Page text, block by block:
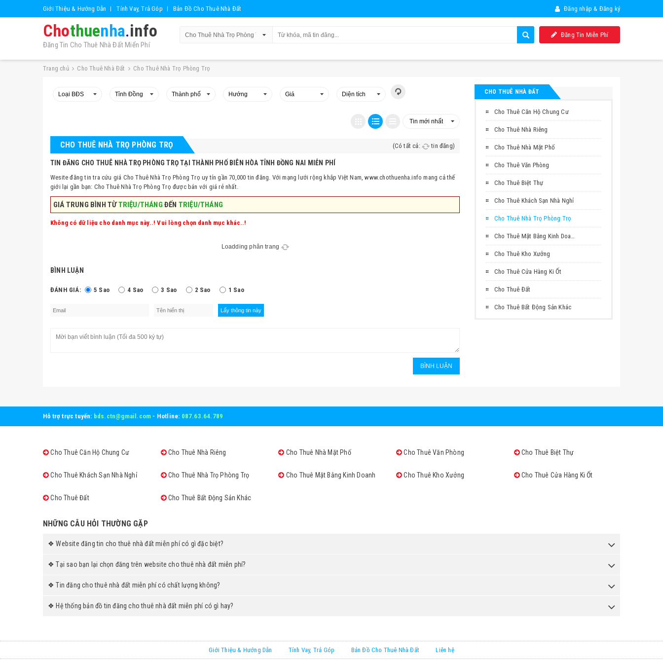
Giới Thiệu & Hướng Dẫn Tính Vay, Trả Góp Bản Đồ Cho Thuê Nhà Đất Đăng nhập & Đăng ký
Chothuenha.info
Đăng Tin Cho Thuê Nhà Đất Miển Phí
Đăng Tin Miễn Phí
Trang chủ Cho Thuê Nhà Đất Cho Thuê Nhà Trọ Phòng Trọ
CHO THUÊ NHÀ TRỌ PHÒNG TRỌ (Có tất cả: tin đăng)
TIN ĐĂNG CHO THUÊ NHÀ TRỌ PHÒNG TRỌ TẠI THÀNH PHỐ BIÊN HÒA TỈNH ĐỒNG NAI MIỄN PHÍ
Wesite đăng tin tra cứu giá Cho Thuê Nhà Trọ Phòng Trọ uy tín gần 70,000 tin đăng. Với mạng lưới rộng khắp Việt Nam, www.chothuenha.info mang cả thế
giới lại gần bạn: Cho Thuê Nhà Trọ Phòng Trọ được bán với giá rẻ nhất.
GIÁ TRUNG BÌNH TỪTRIỆU/THÁNG ĐẾN TRIỆU/THÁNG
Không có dữ liệu cho danh mục này..! Vui lòng chọn danh mục khác..!
Loadding phân trang
BÌNH LUẬN
ĐÁNH GIÁ: 5 Sao 4 Sao 3 Sao 2 Sao 1 Sao
CHO THUÊ NHÀ ĐẤT
Cho Thuê Căn Hộ Chung Cư
Cho Thuê Nhà Riêng
Cho Thuê Nhà Mặt Phố
Cho Thuê Văn Phòng
Cho Thuê Biệt Thự
Cho Thuê Khách Sạn Nhà Nghỉ
Cho Thuê Nhà Trọ Phòng Trọ
Cho Thuê Mặt Bằng Kinh Doanh
Cho Thuê Kho Xưởng
Cho Thuê Cửa Hàng Ki Ốt
Cho Thuê Đất
Cho Thuê Bất Động Sản Khác
Hỗ trợ trực tuyến: bds.ctn@gmail.com - Hotline: 087.63.64.789
Cho Thuê Căn Hộ Chung Cư Cho Thuê Nhà Riêng Cho Thuê Nhà Mặt Phố Cho Thuê Văn Phòng Cho Thuê Biệt Thự
Cho Thuê Khách Sạn Nhà Nghỉ Cho Thuê Nhà Trọ Phòng Trọ Cho Thuê Mặt Bằng Kinh Doanh Cho Thuê Kho Xưởng Cho Thuê Cửa Hàng Ki Ốt
Cho Thuê Đất Cho Thuê Bất Động Sản Khác
NHỮNG CÂU HỎI THƯỜNG GẶP
❖ Website đăng tin cho thuê nhà đất miễn phí có gì đặc biệt?
❖ Tại sao bạn lại chọn đăng trên website cho thuê nhà đất miễn phí?
❖ Tin đăng cho thuê nhà đất miễn phí có chất lượng không?
❖ Hệ thống bản đồ tin đăng cho thuê nhà đất miễn phí có gì hay?
Giới Thiệu & Hướng Dẫn Tính Vay, Trả Góp Bản Đồ Cho Thuê Nhà Đất Liên hệ